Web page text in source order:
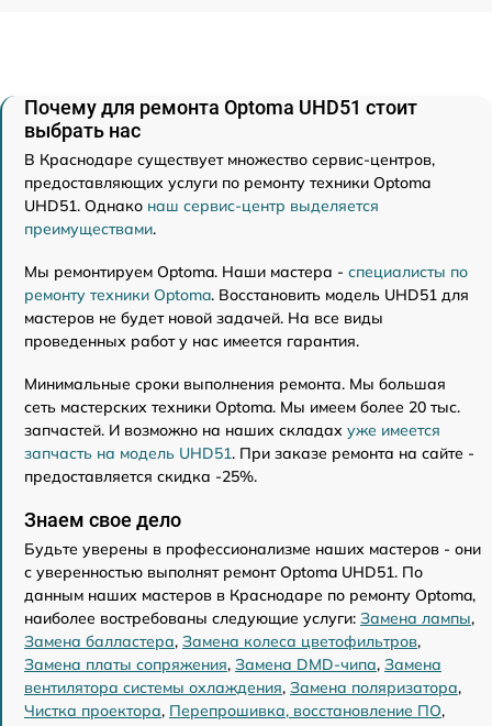
Почему для ремонта Optoma UHD51 стоит
выбрать нас
В Краснодаре существует множество сервис-центров,
предоставляющих услуги по ремонту техники Optoma
UHD51. Однако наш сервис-центр выделяется
преимуществами.
Мы ремонтируем Optoma. Наши мастера - специалисты по
ремонту техники Optoma. Восстановить модель UHD51 для
мастеров не будет новой задачей. На все виды
проведенных работ у нас имеется гарантия.
Минимальные сроки выполнения ремонта. Мы большая
сеть мастерских техники Optoma. Мы имеем более 20 тыс.
запчастей. И возможно на наших складах уже имеется
запчасть на модель UHD51. При заказе ремонта на сайте -
предоставляется скидка -25%.
Знаем свое дело
Будьте уверены в профессионализме наших мастеров - они
с уверенностью выполнят ремонт Optoma UHD51. По
данным наших мастеров в Краснодаре по ремонту Optoma,
наиболее востребованы следующие услуги: Замена лампы,
Замена балластера, Замена колеса цветофильтров,
Замена платы сопряжения, Замена DMD-чипа, Замена
вентилятора системы охлаждения, Замена поляризатора,
Чистка проектора, Перепрошивка, восстановление ПО,